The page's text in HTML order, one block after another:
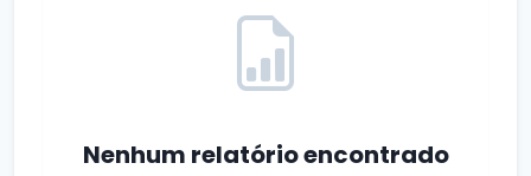
Nenhum relatório encontrado